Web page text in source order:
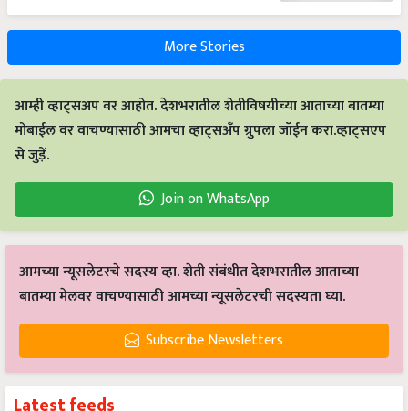
More Stories
आम्ही व्हाट्सअप वर आहोत. देशभरातील शेतीविषयीच्या आताच्या बातम्या
मोबाईल वर वाचण्यासाठी आमचा व्हाट्सअँप ग्रुपला जॉईन करा.व्हाट्सएप
से जुड़ें.
Join on WhatsApp
आमच्या न्यूसलेटरचे सदस्य व्हा. शेती संबंधीत देशभरातील आताच्या
बातम्या मेलवर वाचण्यासाठी आमच्या न्यूसलेटरची सदस्यता घ्या.
Subscribe Newsletters